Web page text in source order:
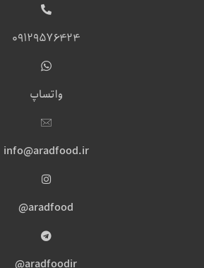
09129576424
واتساپ
info@aradfood.ir
aradfood@
aradfoodir@